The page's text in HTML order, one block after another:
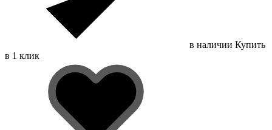
в наличии Купить
в 1 клик